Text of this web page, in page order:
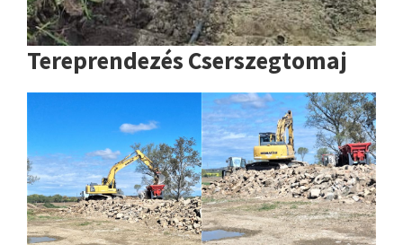
Tereprendezés Cserszegtomaj